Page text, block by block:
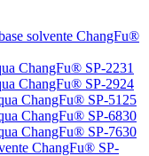
solvente ChangFu®
ChangFu® SP-2231
ChangFu® SP-2924
ChangFu® SP-5125
ChangFu® SP-6830
ChangFu® SP-7630
ChangFu® SP-